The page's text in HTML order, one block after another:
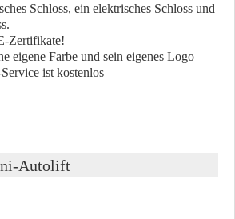
Schloss, ein elektrisches Schloss und
Zertifikate!
eigene Farbe und sein eigenes Logo
ist kostenlos
Autolift